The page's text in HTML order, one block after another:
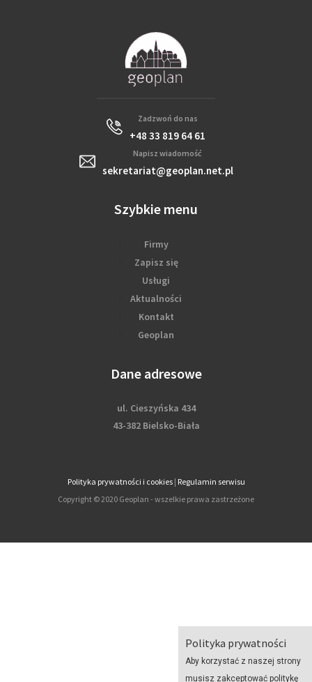
Polityka prywatności
Aby korzystać z naszej strony
musisz zakceptować politykę
Zadzwoń do nas
+48 33 819 64 61
Napisz wiadomość
sekretariat@geoplan.net.pl
Szybkie menu
Firmy
Zapisz się
Usługi
Aktualności
Kontakt
Geoplan
Dane adresowe
ul. Cieszyńska 434
43-382 Bielsko-Biała
Polityka prywatności i cookies| Regulamin serwisu
Copyright © 2020 Geoplan - wszelkie prawa zastrzeżone